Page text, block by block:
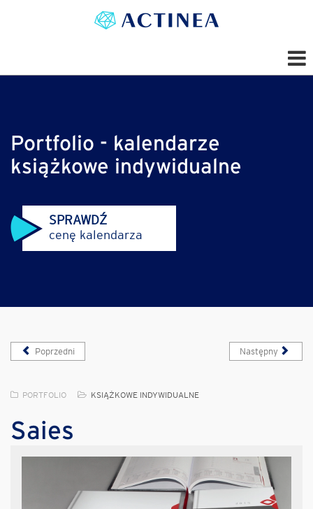
Portfolio - kalendarze
książkowe indywidualne
SPRAWDŹ
cenę kalendarza
Poprzedni Następny
PORTFOLIO KSIĄŻKOWE INDYWIDUALNE
Saies